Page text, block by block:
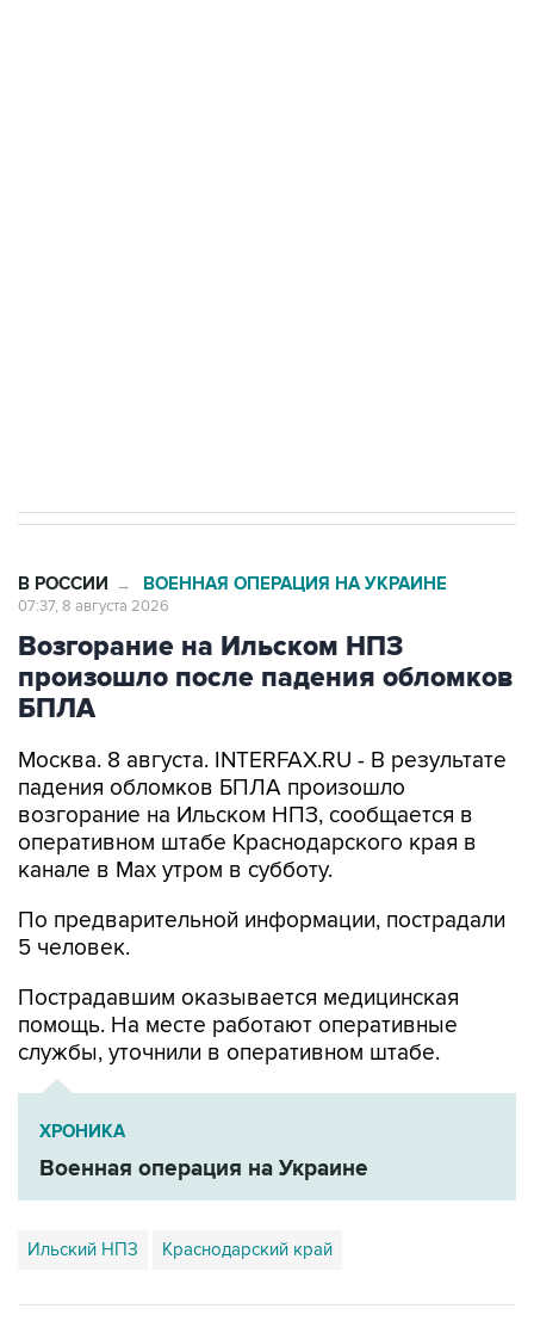
В РОССИИ → ВОЕННАЯ ОПЕРАЦИЯ НА УКРАИНЕ
07:37, 8 августа 2026
Возгорание на Ильском НПЗ
произошло после падения обломков
БПЛА
Москва. 8 августа. INTERFAX.RU - В результате
падения обломков БПЛА произошло
возгорание на Ильском НПЗ, сообщается в
оперативном штабе Краснодарского края в
канале в Max утром в субботу.
По предварительной информации, пострадали
5 человек.
Пострадавшим оказывается медицинская
помощь. На месте работают оперативные
службы, уточнили в оперативном штабе.
ХРОНИКА
Военная операция на Украине
Ильский НПЗ Краснодарский край